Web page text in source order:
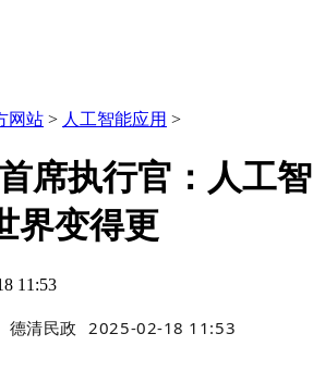
网站 > 人工智能应用 >
席执行官：人工智
界变得更
11:53
德清民政
2025-02-18 11:53